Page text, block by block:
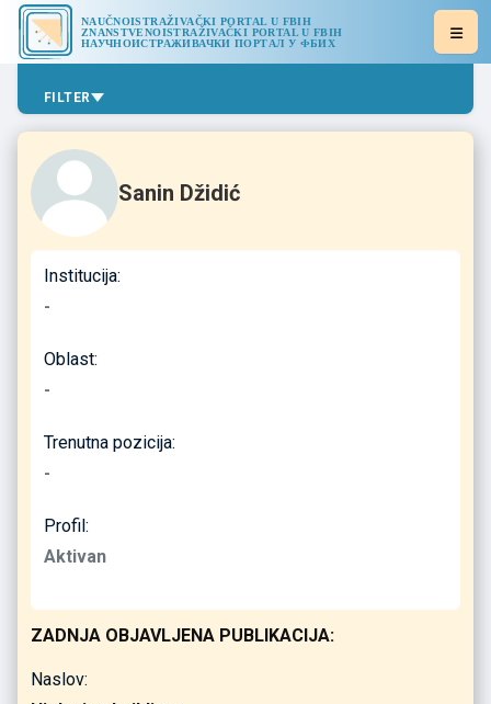
NAUČNOISTRAŽIVAČKI PORTAL U FBIH
ZNANSTVENOISTRAŽIVAČKI PORTAL U FBIH
НАУЧНОИСТРАЖИВАЧКИ ПОРТАЛ У ФБИХ
FILTER
Sanin Džidić
Institucija:
-
Oblast:
-
Trenutna pozicija:
-
Profil:
Aktivan
ZADNJA OBJAVLJENA PUBLIKACIJA:
Naslov: